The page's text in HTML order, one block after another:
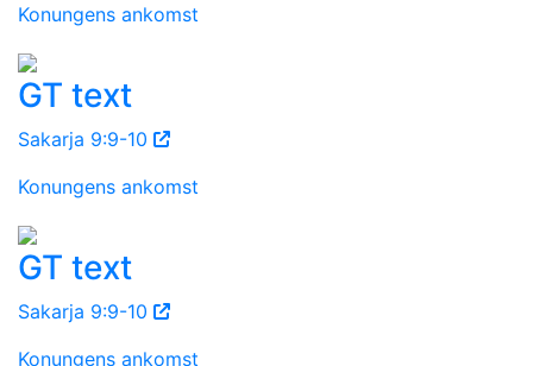
Konungens ankomst
GT text
Sakarja 9:9-10
Konungens ankomst
GT text
Sakarja 9:9-10
Konungens ankomst